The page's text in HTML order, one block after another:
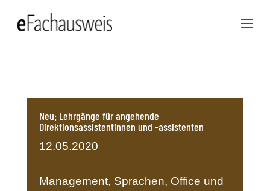
Neu: Lehrgänge für angehende
Direktionsassistentinnen und -assistenten
12.05.2020
Management, Sprachen, Office und